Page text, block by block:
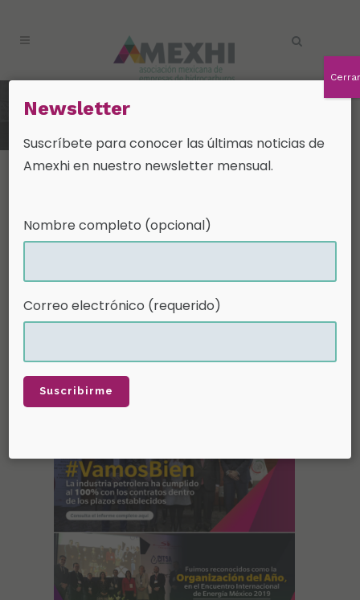
Newsletter Diciembre
06 Dic
Newsletter
Diciembre
Newsletter
Suscríbete para conocer las últimas noticias de
Amexhi en nuestro newsletter mensual.
Nombre completo (opcional)
Correo electrónico (requerido)
Cerrar